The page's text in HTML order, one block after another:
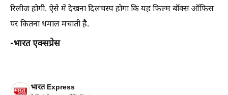
रिलीज होगी. ऐसे में देखना दिलचस्प होगा कि यह फिल्म बॉक्स ऑफिस
पर कितना धमाल मचाती है.
-भारत एक्सप्रेस
भारत Express